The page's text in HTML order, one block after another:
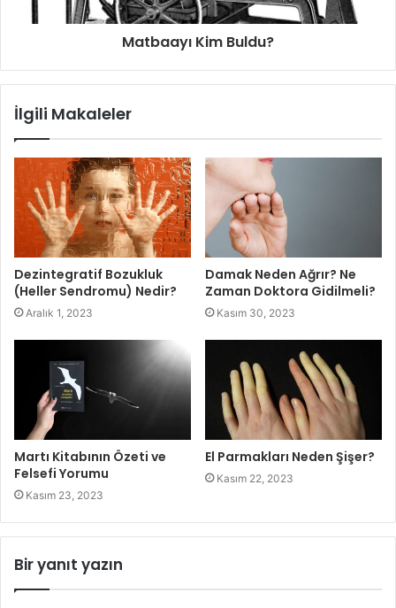
Matbaayı Kim Buldu?
İlgili Makaleler
Dezintegratif Bozukluk
(Heller Sendromu) Nedir?
Aralık 1, 2023
Damak Neden Ağrır? Ne
Zaman Doktora Gidilmeli?
Kasım 30, 2023
Martı Kitabının Özeti ve
Felsefi Yorumu
Kasım 23, 2023
El Parmakları Neden Şişer?
Kasım 22, 2023
Bir yanıt yazın